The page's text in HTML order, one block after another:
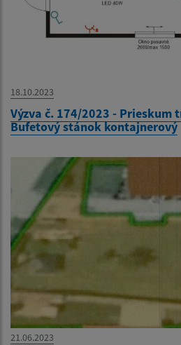
18.10.2023
Výzva č. 174/2023 - Prieskum
Bufetový stánok kontajnerový
21.06.2023